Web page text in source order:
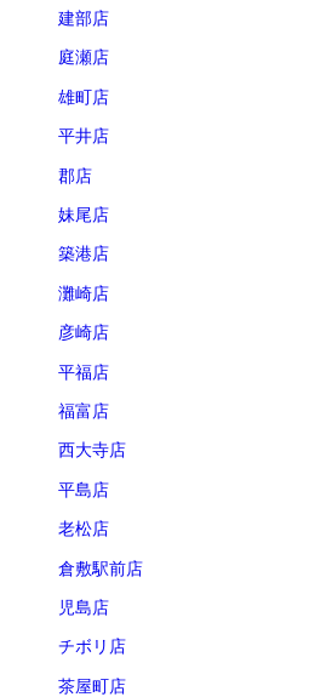
建部店
庭瀬店
雄町店
平井店
郡店
妹尾店
築港店
灘崎店
彦崎店
平福店
福富店
西大寺店
平島店
老松店
倉敷駅前店
児島店
チボリ店
茶屋町店